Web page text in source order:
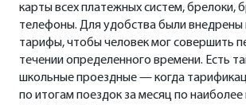
карты всех платежных систем, брелоки,
телефоны. Для удобства были внедрены
тарифы, чтобы человек мог совершить
течении определенного времени. Есть
школьные проездные — когда
по итогам поездок за месяц по